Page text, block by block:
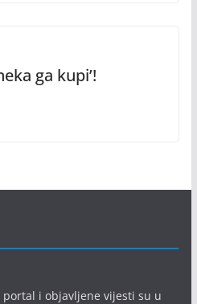
ga kupi’!
portal i objavljene vijesti su u